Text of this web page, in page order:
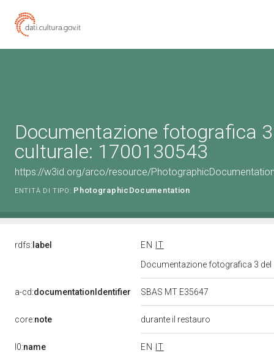
Documentazione fotografica
culturale: 1700130543
https://w3id.org/arco/resource/
ENTITÀ DI TIPO: PhotographicDocumentation
rdfs: label EN
IT
Documentazione fotografica 3
a-cd:documentationIdentifier SBAS MT E35647
core:note durante il restauro
l0:name EN
IT